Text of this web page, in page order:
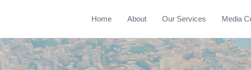
Home About Our Services Media